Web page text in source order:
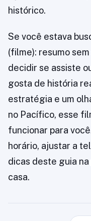
histórico.
Se você estava
(filme): resumo
decidir se assiste
gosta de história
estratégia e um
no Pacífico, esse
funcionar para
horário, ajustar a
dicas deste guia
casa.